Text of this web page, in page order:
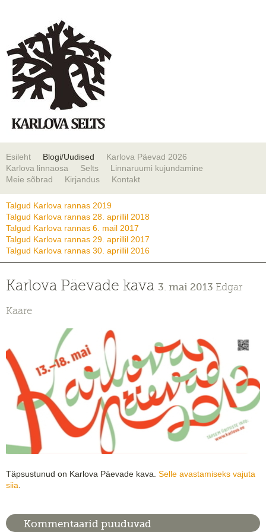
Esileht Blogi/Uudised
Karlova Päevad 2026
Karlova linnaosa
Selts
Linnaruumi kujundamine
Meie sõbrad
Kirjandus Kontakt
Talgud Karlova rannas 2019
Talgud Karlova rannas 28. aprillil 2018
Talgud Karlova rannas 6. mail 2017
Talgud Karlova rannas 29. aprillil 2017
Talgud Karlova rannas 30. aprillil 2016
Karlova Päevade kava 3. mai 2013 Edgar
Kaare
Täpsustunud on Karlova Päevade kava. Selle avastamiseks vajuta
siia.
Kommentaarid puuduvad